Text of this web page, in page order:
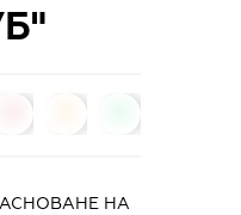
НА